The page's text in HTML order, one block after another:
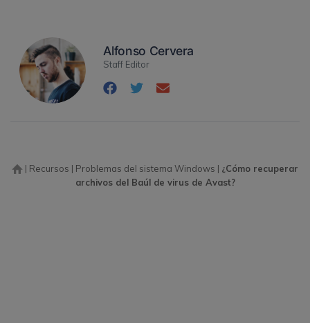
Alfonso Cervera
Staff Editor
| Recursos | Problemas del sistema Windows | ¿Cómo recuperar
archivos del Baúl de virus de Avast?